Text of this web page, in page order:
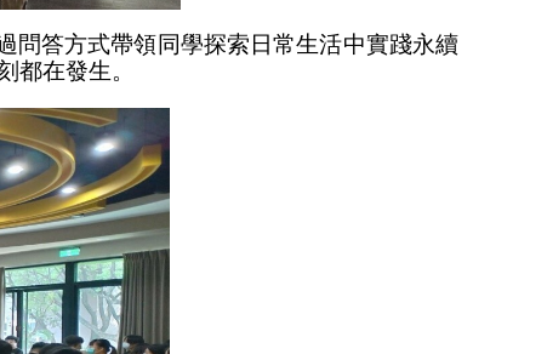
問答方式帶領同學探索日常生活中實踐永續
都在發生。